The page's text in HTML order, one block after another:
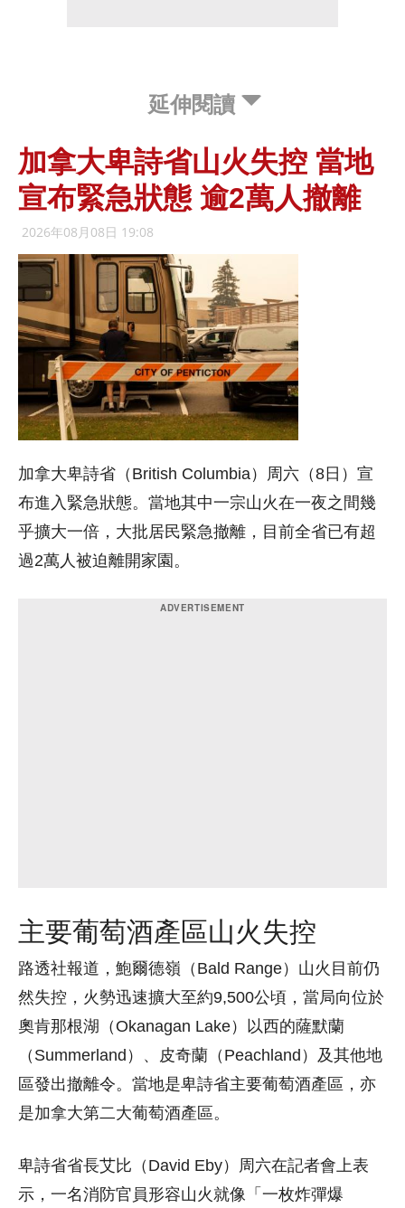
延伸閱讀
加拿大卑詩省山火失控 當地
宣布緊急狀態 逾2萬人撤離
2026年08月08日 19:08
加拿大卑詩省（British Columbia）周六（8日）宣
布進入緊急狀態。當地其中一宗山火在一夜之間幾
乎擴大一倍，大批居民緊急撤離，目前全省已有超
過2萬人被迫離開家園。
主要葡萄酒產區山火失控
路透社報道，鮑爾德嶺（Bald Range）山火目前仍
然失控，火勢迅速擴大至約9,500公頃，當局向位於
奧肯那根湖（Okanagan Lake）以西的薩默蘭
（Summerland）、皮奇蘭（Peachland）及其他地
區發出撤離令。當地是卑詩省主要葡萄酒產區，亦
是加拿大第二大葡萄酒產區。
卑詩省省長艾比（David Eby）周六在記者會上表
示，一名消防官員形容山火就像「一枚炸彈爆